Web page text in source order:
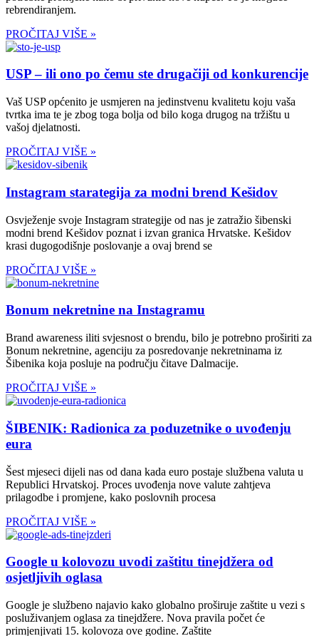
rebrendiranjem.
PROČITAJ VIŠE »
USP – ili ono po čemu ste drugačiji od konkurencije
Vaš USP općenito je usmjeren na jedinstvenu kvalitetu koju vaša
tvrtka ima te je zbog toga bolja od bilo koga drugog na tržištu u
vašoj djelatnosti.
PROČITAJ VIŠE »
Instagram starategija za modni brend Kešidov
Osvježenje svoje Instagram strategije od nas je zatražio šibenski
modni brend Kešidov poznat i izvan granica Hrvatske. Kešidov
krasi dugogodišnje poslovanje a ovaj brend se
PROČITAJ VIŠE »
Bonum nekretnine na Instagramu
Brand awareness iliti svjesnost o brendu, bilo je potrebno proširiti za
Bonum nekretnine, agenciju za posredovanje nekretninama iz
Šibenika koja posluje na području čitave Dalmacije.
PROČITAJ VIŠE »
ŠIBENIK: Radionica za poduzetnike o uvođenju
eura
Šest mjeseci dijeli nas od dana kada euro postaje službena valuta u
Republici Hrvatskoj. Proces uvođenja nove valute zahtjeva
prilagodbe i promjene, kako poslovnih procesa
PROČITAJ VIŠE »
Google u kolovozu uvodi zaštitu tinejdžera od
osjetljivih oglasa
Google je službeno najavio kako globalno proširuje zaštite u vezi s
posluživanjem oglasa za tinejdžere. Nova pravila počet će
primjenjivati 15. kolovoza ove godine. Zaštite